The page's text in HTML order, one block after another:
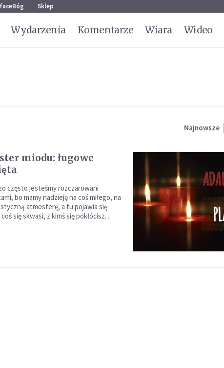
faceBóg Sklep
Wydarzenia Komentarze Wiara Wideo
Najnowsze
miodu: ługowe
często jesteśmy rozczarowani
bo mamy nadzieję na coś miłego, na
atmosferę, a tu pojawia się
się skwasi, z kimś się pokłócisz...